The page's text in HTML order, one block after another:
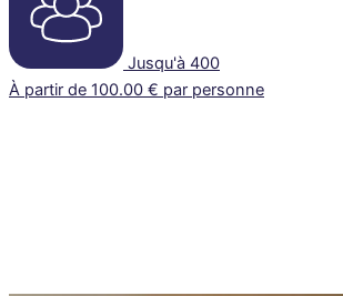
Jusqu'à 400
À partir de 100.00 € par personne